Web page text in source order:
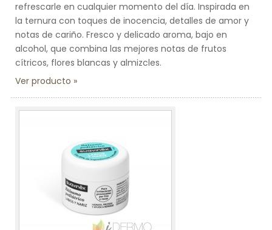
refrescarle en cualquier momento del día. Inspirada en
la ternura con toques de inocencia, detalles de amor y
notas de cariño. Fresco y delicado aroma, bajo en
alcohol, que combina las mejores notas de frutos
cítricos, flores blancas y almizcles.
Ver producto